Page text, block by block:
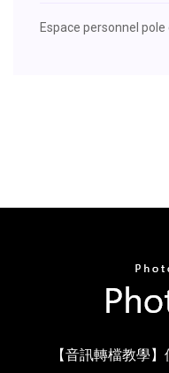
Espace personnel
【音訊轉檔教學